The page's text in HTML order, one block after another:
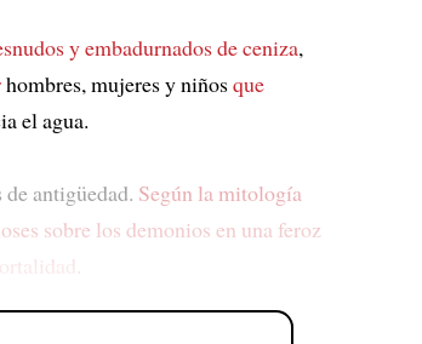
y embadurnados de ceniza,
hombres, mujeres y niñosque
el agua.
antigüedad. Según la mitología
sobre los demonios en una feroz